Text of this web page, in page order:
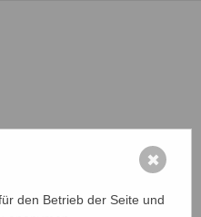
den Betrieb der Seite und
✖